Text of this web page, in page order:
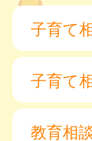
子育て
子育て
教育相